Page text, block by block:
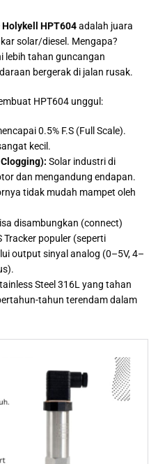
Holykell HPT604adalah juara
solar/diesel. Mengapa?
lebih tahan guncangan
bergerak di jalan rusak.
HPT604 unggul:
0.5% F.S (Full Scale).
kecil.
Solar industri di
dan mengandung endapan.
tidak mudah mampet oleh
disambungkan (connect)
Tracker populer (seperti
output sinyal analog (0–5V, 4–
Steel 316L yang tahan
tahun terendam dalam